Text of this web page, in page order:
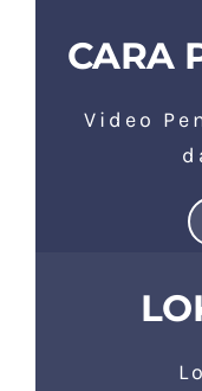
CARA
Video